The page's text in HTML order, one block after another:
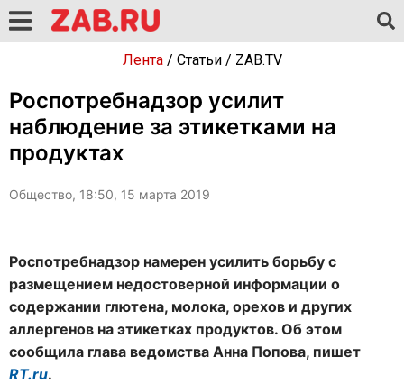
Лента/ Статьи/ ZAB.TV
Роспотребнадзор усилит
наблюдение за этикетками на
продуктах
Общество, 18:50, 15 марта 2019
Роспотребнадзор намерен усилить борьбу с
размещением недостоверной информации о
содержании глютена, молока, орехов и других
аллергенов на этикетках продуктов. Об этом
сообщила глава ведомства Анна Попова, пишет
RT.ru.